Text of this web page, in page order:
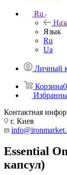
Ru
Язык
Ru
Ua
Личный
Корзина0
Контактная
г. Киев
Essential
капсул)